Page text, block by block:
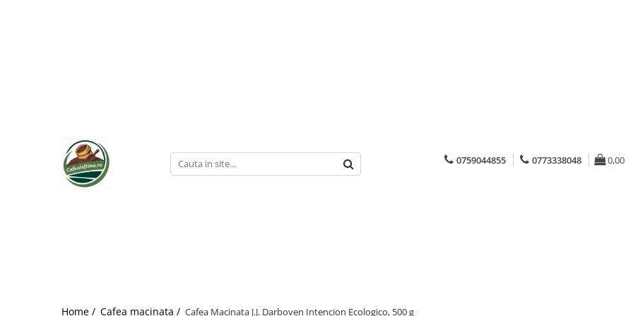
0759044855 0773338048 0,00
Home / Cafea macinata / Cafea Macinata J.J. Darboven Intencion Ecologico, 500 g